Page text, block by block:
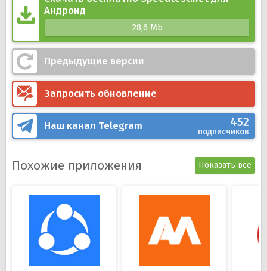
Андроид
28,6 Mb
Предыдущие версии
Запросить обновление
Наш канал Telegram 452
подписчиков
Похожие приложения Показать все